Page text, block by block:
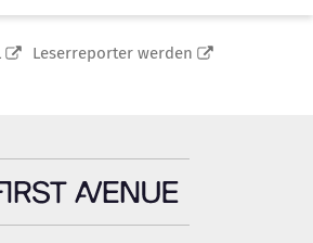
Leserreporter werden